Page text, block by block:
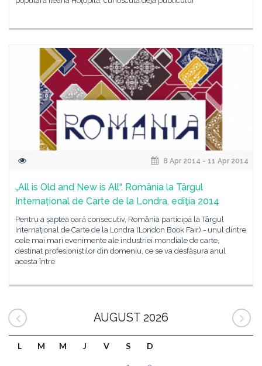
8 Apr 2014 - 11 Apr 2014
„All is Old and New is All“. România la Târgul
Internațional de Carte de la Londra, ediţia 2014
Pentru a șaptea oară consecutiv, România participă la Târgul
Internațional de Carte de la Londra (London Book Fair) - unul dintre
cele mai mari evenimente ale industriei mondiale de carte,
destinat profesioniștilor din domeniu, ce se va desfășura anul
acesta între
AUGUST 2026
L M M J V S D